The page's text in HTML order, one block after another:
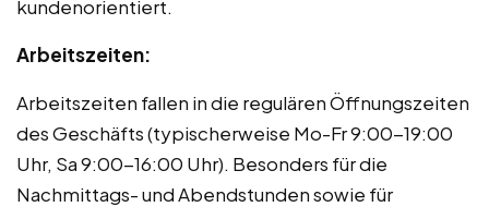
kundenorientiert.
Arbeitszeiten:
Arbeitszeiten fallen in die regulären Öffnungszeiten
des Geschäfts (typischerweise Mo-Fr 9:00-19:00
Uhr, Sa 9:00-16:00 Uhr). Besonders für die
Nachmittags- und Abendstunden sowie für